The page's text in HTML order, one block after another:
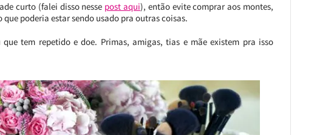
curto (falei disso nesse post aqui), então evite comprar aos montes,
poderia estar sendo usado pra outras coisas.
tem repetido e doe. Primas, amigas, tias e mãe existem pra isso